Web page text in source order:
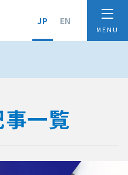
JP EN
一覧